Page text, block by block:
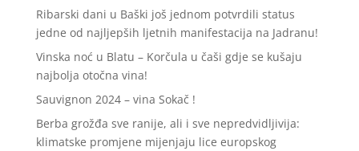
Ribarski dani u Baški još jednom potvrdili status
jedne od najljepših ljetnih manifestacija na Jadranu!
Vinska noć u Blatu – Korčula u čaši gdje se kušaju
najbolja otočna vina!
Sauvignon 2024 – vina Sokač !
Berba grožđa sve ranije, ali i sve nepredvidljivija:
klimatske promjene mijenjaju lice europskog